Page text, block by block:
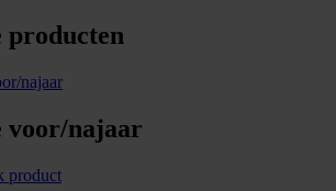
producten
voor/najaar
product